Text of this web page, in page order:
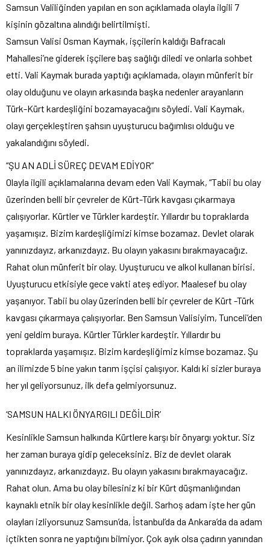
Samsun Valiliğinden yapılan en son açıklamada olayla ilgili 7
kişinin gözaltına alındığı belirtilmişti.
Samsun Valisi Osman Kaymak, işçilerin kaldığı Bafracalı
Mahallesi’ne giderek işçilere baş sağlığı diledi ve onlarla sohbet
etti. Vali Kaymak burada yaptığı açıklamada, olayın münferit bir
olay olduğunu ve olayın arkasında başka nedenler arayanların
Türk-Kürt kardeşliğini bozamayacağını söyledi. Vali Kaymak,
olayı gerçekleştiren şahsın uyuşturucu bağımlısı olduğu ve
yakalandığını söyledi.
“ŞU AN ADLİ SÜREÇ DEVAM EDİYOR”
Olayla ilgili açıklamalarına devam eden Vali Kaymak, “Tabii bu olay
üzerinden belli bir çevreler de Kürt-Türk kavgası çıkarmaya
çalışıyorlar. Kürtler ve Türkler kardeştir. Yıllardır bu topraklarda
yaşamışız. Bizim kardeşliğimizi kimse bozamaz. Devlet olarak
yanınızdayız, arkanızdayız. Bu olayın yakasını bırakmayacağız.
Rahat olun münferit bir olay. Uyuşturucu ve alkol kullanan birisi.
Uyuşturucu etkisiyle gece vakti ateş ediyor. Maalesef bu olay
yaşanıyor. Tabii bu olay üzerinden belli bir çevreler de Kürt -Türk
kavgası çıkarmaya çalışıyorlar. Ben Samsun Valisiyim, Tunceli’den
yeni geldim buraya. Kürtler Türkler kardeştir. Yıllardır bu
topraklarda yaşamışız. Bizim kardeşliğimiz kimse bozamaz. Şu
an ilimizde 5 bine yakın tarım işçisi çalışıyor. Kaldı ki sizler buraya
her yıl geliyorsunuz, ilk defa gelmiyorsunuz.
‘SAMSUN HALKI ÖNYARGILI DEĞİLDİR’
Kesinlikle Samsun halkında Kürtlere karşı bir önyargı yoktur. Siz
her zaman buraya gidip geleceksiniz. Biz de devlet olarak
yanınızdayız, arkanızdayız. Bu olayın yakasını bırakmayacağız.
Rahat olun. Ama bu olay bilesiniz ki bir Kürt düşmanlığından
kaynaklı etnik bir olay kesinlikle değil. Sarhoş adam işte her gün
olayları izliyorsunuz Samsun’da, İstanbul’da da Ankara’da da adam
içtikten sonra ne yaptığını bilmiyor. Çok ayık olsa çadırın yanından